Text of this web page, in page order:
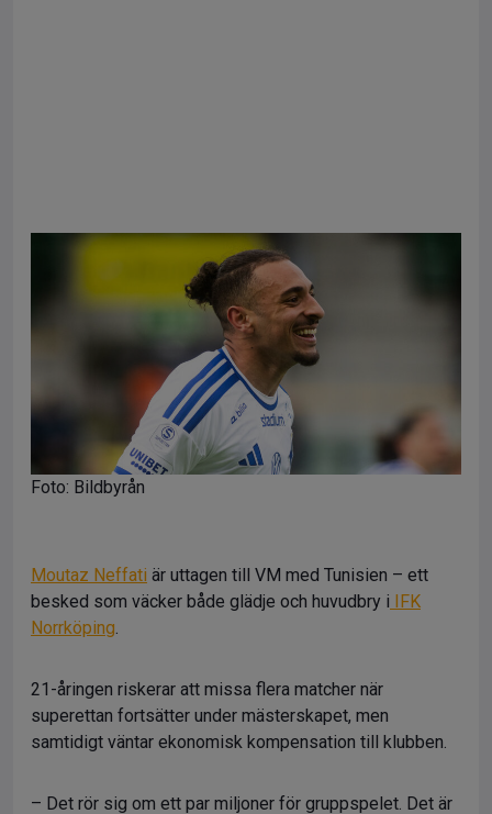
Foto: Bildbyrån
Moutaz Neffati är uttagen till VM med Tunisien – ett
besked som väcker både glädje och huvudbry i IFK
Norrköping.
21-åringen riskerar att missa flera matcher när
superettan fortsätter under mästerskapet, men
samtidigt väntar ekonomisk kompensation till klubben.
– Det rör sig om ett par miljoner för gruppspelet. Det är